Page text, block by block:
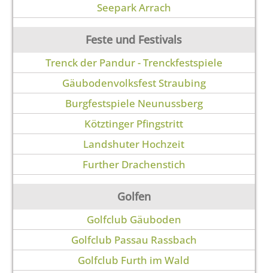
Seepark Arrach
Feste und Festivals
Trenck der Pandur - Trenckfestspiele
Gäubodenvolksfest Straubing
Burgfestspiele Neunussberg
Kötztinger Pfingstritt
Landshuter Hochzeit
Further Drachenstich
Golfen
Golfclub Gäuboden
Golfclub Passau Rassbach
Golfclub Furth im Wald